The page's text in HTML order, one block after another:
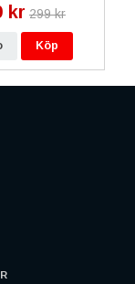
kr 299 kr
Köp